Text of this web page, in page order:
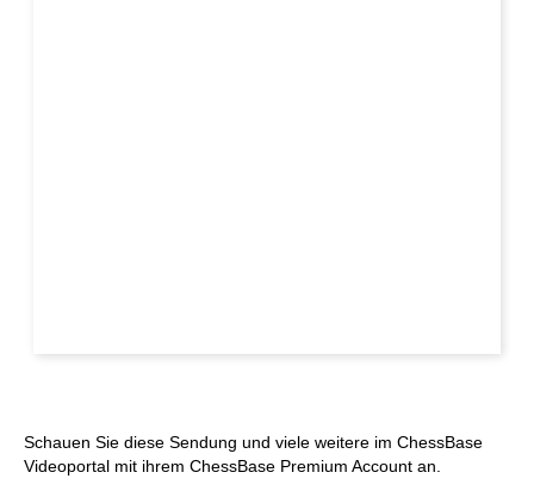
Schauen Sie diese Sendung und viele weitere im ChessBase
Videoportal mit ihrem ChessBase Premium Account an.